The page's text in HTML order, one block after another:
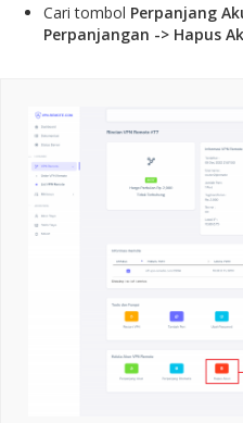
Cari tombol Perpanjang
Perpanjangan -> Hapus